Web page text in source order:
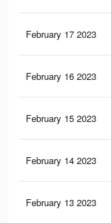
February 17 2023
February 16 2023
February 15 2023
February 14 2023
February 13 2023